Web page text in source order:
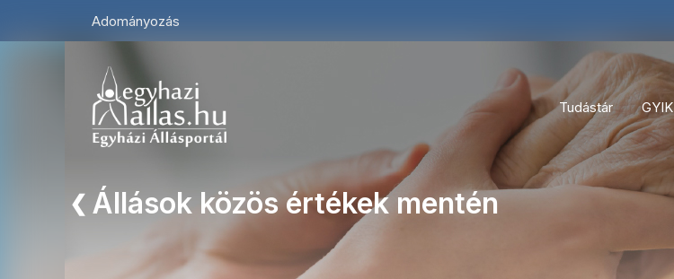
Adományozás
❮
Tudástár GYIK
Állások közös értékek mentén